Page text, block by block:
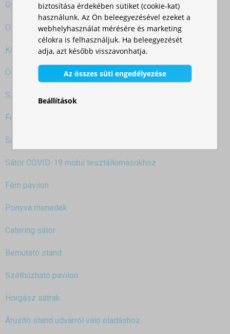
Gyorsan felállítható party sátor vs. pagodasátor
Olló sátor 3x3
Kerti parti sátor 3x3
Összecsukható pavilon 3x3
Széthúzható pavilon 3x3m
Fém pavilon 3x3m
Sátor teraszra
Sátor COVID-19 mobil tesztállomásokhoz
Fém pavilon
Ponyva menedék
Catering sátor
Bemutató stand
Széthúzható pavilon
Horgász sátrak
Árusító stand udvarról való eladáshoz
biztosítása érdekében sütiket (cookie-kat)
használunk. Az Ön beleegyezésével ezeket a
webhelyhasználat mérésére és marketing
célokra is felhasználjuk. Ha beleegyezését
adja, azt később visszavonhatja.
Az összes süti engedélyezése
Beállítások